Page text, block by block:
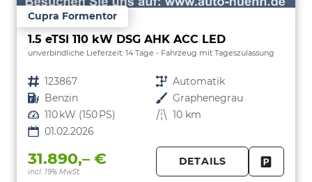
Cupra Formentor
1.5 eTSI 110 kW DSG AHK ACC LED
unverbindliche Lieferzeit: 14 Tage Fahrzeug mit Tageszulassung
Fahrzeugnr. 123867 Getriebe Automatik
Kraftstoff Benzin Außenfarbe Graphenegrau
Leistung 110 kW (150 PS) Kilometerstand 10 km
01.02.2026
31.890,– €
incl. 19% MwSt.
DETAILS